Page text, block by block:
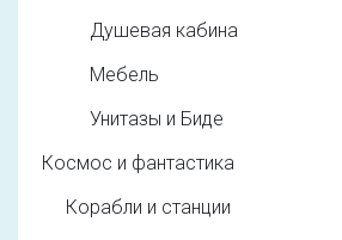
Душевая кабина
Мебель
Унитазы и Биде
Космос и фантастика
Корабли и станции